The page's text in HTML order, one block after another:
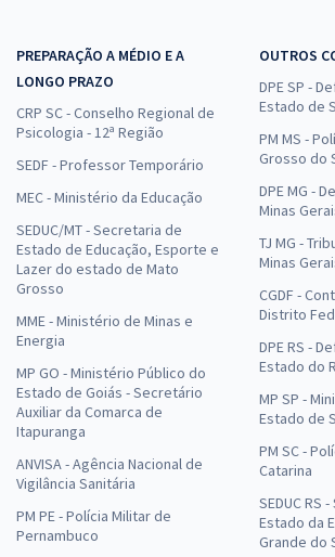
Economize R$ 67,96 (-
Comprar
UFRGS - Universidade Federal do Rio Grande
à vista
ou 12x de
32,65
Economize R$ 97,96 (-
Comprar
UFRGS - Universidade Federal do Rio Grande do
R$ 263,84
à vista
R$21,99
Economize R$ 65,96 (-
PREPARAÇÃO A MÉDIO E A
LONGO PRAZO
CRP SC - Conselho Regional de
Psicologia - 12ª Região
SEDF - Professor Temporário
MEC - Ministério da Educação
SEDUC/MT - Secretaria de
Estado de Educação, Esporte e
Lazer do estado de Mato
Grosso
MME - Ministério de Minas e
Energia
MP GO - Ministério Público do
Estado de Goiás - Secretário
Auxiliar da Comarca de
Itapuranga
ANVISA - Agência Nacional de
Vigilância Sanitária
PM PE - Polícia Militar de
Pernambuco
OUTROS
DPE SP -
Estado de
PM MS -
Grosso do
DPE MG -
Minas
TJ MG -
Minas
CGDF -
Distrito
DPE RS -
Estado do
MP SP -
Estado de
PM SC -
Catarina
SEDUC RS
Estado da
Grande do